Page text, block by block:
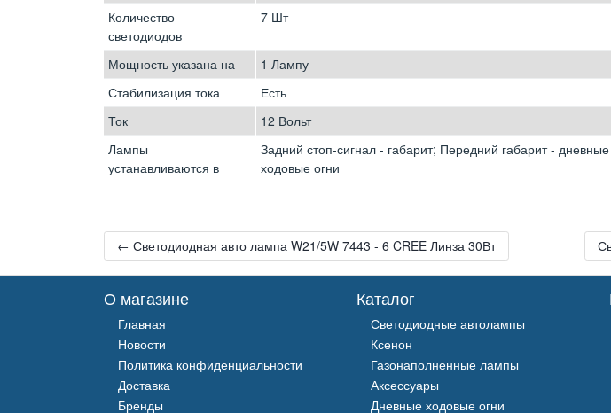
Количество
светодиодов
7 Шт
Мощность указана на
1 Лампу
Стабилизация тока
Есть
Ток
12 Вольт
Лампы
устанавливаются в
Задний стоп-сигнал - габарит; Передний габарит - дневные
ходовые огни
← Светодиодная авто лампа W21/5W 7443 - 6 CREE Линза 30Вт
О магазине
Главная
Новости
Политика конфиденциальности
Доставка
Бренды
Каталог
Светодиодные автолампы
Ксенон
Газонаполненные лампы
Аксессуары
Дневные ходовые огни